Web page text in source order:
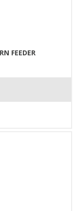
FEEDER